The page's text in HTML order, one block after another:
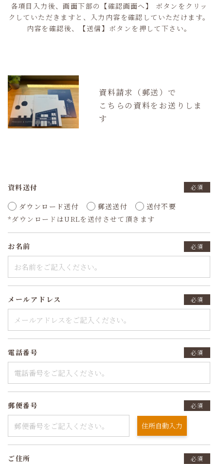
各項目入力後、画面下部の【確認画面へ】 ボタンをクリッ
クしていただきますと、入力内容を確認していただけます。
内容を確認後、【送信】ボタンを押して下さい。
資料請求（郵送）で
こちらの資料をお送りしま
す
資料送付 必須
ダウンロード送付 郵送送付
送付不要
*ダウンロードはURLを送付させて頂きます
お名前 必須
メールアドレス 必須
電話番号 必須
郵便番号 必須
住所自動入力
ご住所 必須